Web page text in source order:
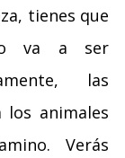
tienes que
va a ser
las
los animales
Verás